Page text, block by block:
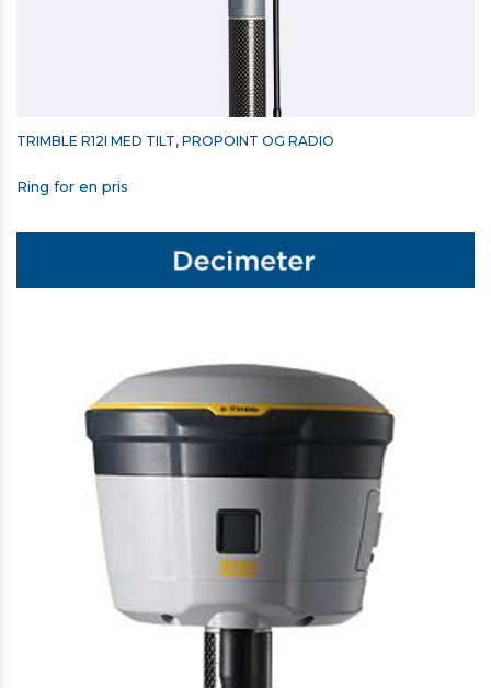
TRIMBLE SKULDERTASKE TIL
T7/T100/TSC5/TSC510/TSC7/TSC710 OG CATALYST DA2
750,00 kr. ekskl. moms
På lager
TRIMBLE R12I MED TILT, PROPOINT OG RADIO
Ring for en pris